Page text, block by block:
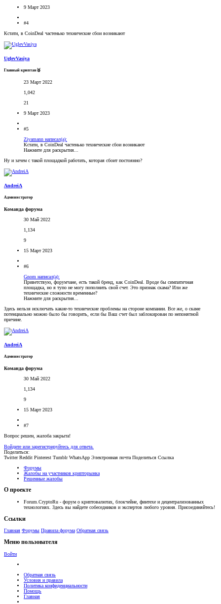
9 Март 2023
#4
Кстати, в CoinDeal частенько технические сбои возникают
UglevVasiya
Главный криптан🥈
23 Март 2022
1,042
21
9 Март 2023
#5
Ziyamann написал(а):
Кстати, в CoinDeal частенько технические сбои возникают
Нажмите для раскрытия...
Ну и зачем с такой площадкой работать, которая сбоит постоянно?
AndreiA
Администратор
Команда форума
30 Май 2022
1,134
9
15 Март 2023
#6
Gnom написал(а):
Приветствую, форумчане, есть такой бренд, как CoinDeal. Вроде бы симпатичная
площадка, но я тупо не могу пополнить свой счет. Это признак скама? Или же
технические сложности временные?
Нажмите для раскрытия...
Здесь нельзя исключать какие-то технические проблемы на стороне компании. Все же, о скаме
потенциально можно было бы говорить, если бы Ваш счет был заблокирован по непонятной
причине.
AndreiA
Администратор
Команда форума
30 Май 2022
1,134
9
15 Март 2023
#7
Вопрос решен, жалоба закрыта!
Войдите или зарегистрируйтесь для ответа.
Поделиться:
Twitter Reddit Pinterest Tumblr WhatsApp Электронная почта Поделиться Ссылка
Форумы
Жалобы на участников крипторынка
Решенные жалобы
О проекте
Forum.CryptoRu - форум о криптовалютах, блокчейне, финтехе и децентрализованных
технологиях. Здесь вы найдете собеседников и экспертов любого уровня. Присоединяйтесь!
Ссылки
Главная Форумы Правила форума Обратная связь
Меню пользователя
Войти
Обратная связь
Условия и правила
Политика конфиденциальности
Помощь
Главная